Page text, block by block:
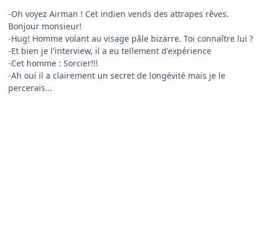
-Oh voyez Airman ! Cet indien vends des attrapes rêves.
Bonjour monsieur!
-Hug! Homme volant au visage pâle bizarre. Toi connaître lui ?
-Et bien je l'interview, il a eu tellement d'expérience
-Cet homme : Sorcier!!!
-Ah oui il a clairement un secret de longévité mais je le
percerais...